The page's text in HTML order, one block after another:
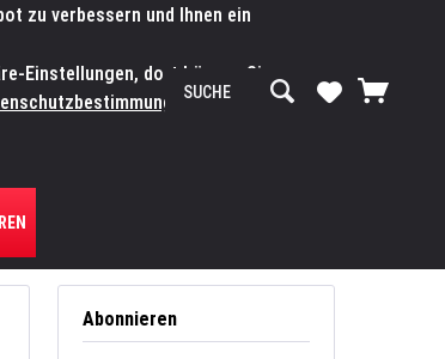
Service/Hilfe
Abonnieren
zu verbessern und Ihnen ein
Einstellungen, dort können Sie
Zum